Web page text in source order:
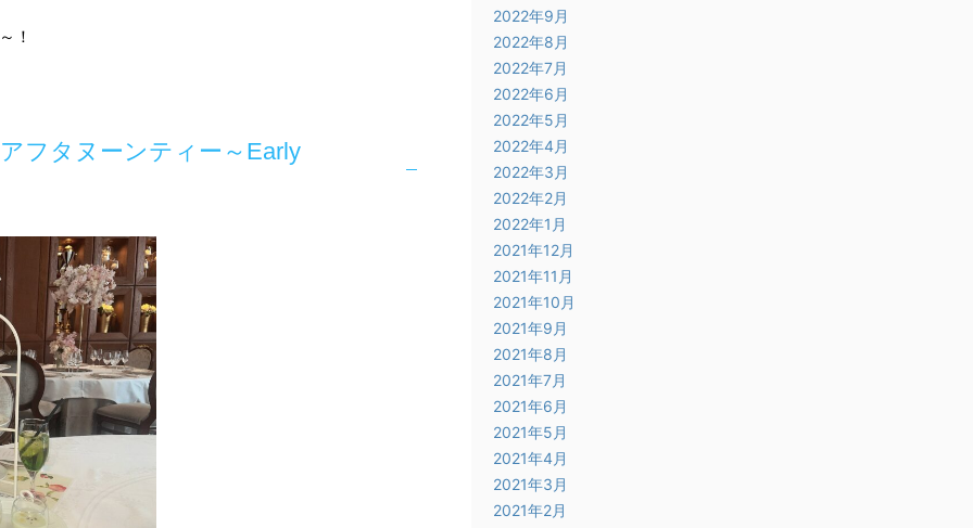
！
フタヌーンティー～Early
2022年9月
2022年8月
2022年7月
2022年6月
2022年5月
2022年4月
2022年3月
2022年2月
2022年1月
2021年12月
2021年11月
2021年10月
2021年9月
2021年8月
2021年7月
2021年6月
2021年5月
2021年4月
2021年3月
2021年2月